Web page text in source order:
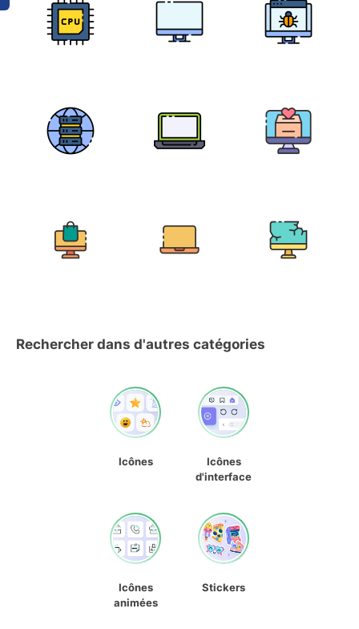
Rechercher dans d'autres catégories
Icônes
Icônes
d'interface
Icônes
animées
Stickers